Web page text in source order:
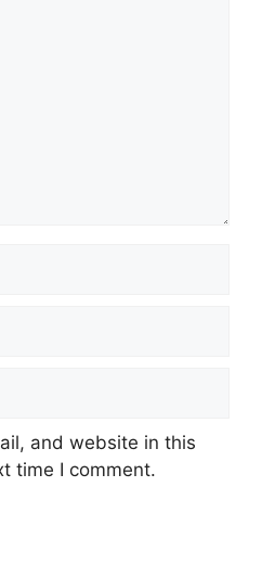
and website in this
time I comment.